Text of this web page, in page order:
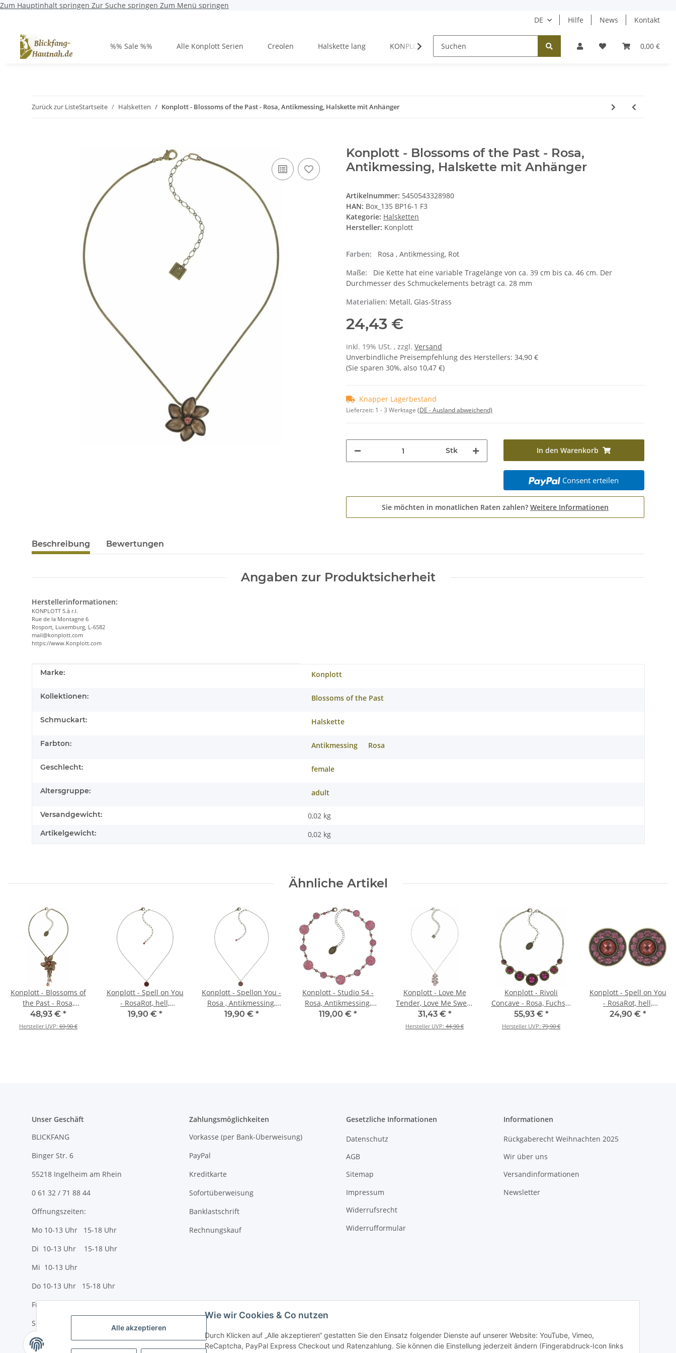
Zum Hauptinhalt springen Zur Suche springen Zum Menü springen
Alle akzeptieren
Wie wir Cookies & Co nutzen
Durch Klicken auf „Alle akzeptieren“ gestatten Sie den Einsatz folgender Dienste auf unserer Website: YouTube, Vimeo,
ReCaptcha, PayPal Express Checkout und Ratenzahlung. Sie können die Einstellung jederzeit ändern (Fingerabdruck-Icon links
DE Hilfe News Kontakt
0,00 €
%% Sale %% Alle Konplott Serien Creolen Halskette lang KONPLOTT Serien Halsketten Ohrringe
Zurück zur ListeStartseite Halsketten Konplott - Blossoms of the Past - Rosa, Antikmessing, Halskette mit Anhänger
Konplott - Blossoms of the Past - Rosa,
Antikmessing, Halskette mit Anhänger
Artikelnummer: 5450543328980
HAN: Box_135 BP16-1 F3
Kategorie: Halsketten
Hersteller: Konplott
Farben:
Rosa , Antikmessing, Rot
Maße:
Die Kette hat eine variable Tragelänge von ca. 39 cm bis ca. 46 cm. Der
Durchmesser des Schmuckelements beträgt ca. 28 mm
Materialien: Metall, Glas-Strass
24,43 €
inkl. 19% USt. , zzgl. Versand
Unverbindliche Preisempfehlung des Herstellers: 34,90 €
(Sie sparen 30%, also 10,47 €)
Knapper Lagerbestand
Lieferzeit: 1 - 3 Werktage (DE - Ausland abweichend)
Stk In den Warenkorb
Consent erteilen
Sie möchten in monatlichen Raten zahlen? Weitere Informationen
Beschreibung Bewertungen
Angaben zur Produktsicherheit
Herstellerinformationen:
KONPLOTT S.à r.l.
Rue de la Montagne 6
Rosport, Luxemburg, L-6582
mail@konplott.com
https://www.Konplott.com
Produkteigenschaft
Wert
Marke: Konplott
Kollektionen: Blossoms of the Past
Schmuckart: Halskette
Farbton: Antikmessing Rosa
Geschlecht: female
Altersgruppe: adult
Versandgewicht: 0,02 kg
Artikelgewicht: 0,02 kg
Ähnliche Artikel
Konplott - Blossoms of
the Past - Rosa,
Antikmessing, Halskette
mit Anhänger
48,93 € *
Hersteller UVP: 69,90 €
Konplott - Spell on You
- RosaRot, hell,
Antikmessing, Halskette
19,90 € *
Konplott - Spellon You -
Rosa , Antikmessing,
Halskette mit Anhänger
19,90 € *
Konplott - Studio 54 -
Rosa, Antikmessing,
Halskette
119,00 € *
Konplott - Love Me
Tender, Love Me Sweet
- Rosa, Rosenwasser
Opal , Antiksilber,
31,43 € *
Hersteller UVP: 44,90 €
Konplott - Rivoli
Concave - Rosa, Fuchsia
, Antikmessing,
Halskette
55,93 € *
Hersteller UVP: 79,90 €
Konplott - Spell on You
- RosaRot, hell,
Antikmessing, Ohrringe
24,90 € *
Unser Geschäft
BLICKFANG
Binger Str. 6
55218 Ingelheim am Rhein
0 61 32 / 71 88 44
Öffnungszeiten:
Mo 10-13 Uhr 15-18 Uhr
Di 10-13 Uhr 15-18 Uhr
Mi 10-13 Uhr
Do 10-13 Uhr 15-18 Uhr
Fr 10-13 Uhr 15-18 Uhr
Sa 10-13 Uhr
Zahlungsmöglichkeiten
Vorkasse (per Bank-Überweisung)
PayPal
Kreditkarte
Sofortüberweisung
Banklastschrift
Rechnungskauf
Gesetzliche Informationen
Datenschutz
AGB
Sitemap
Impressum
Widerrufsrecht
Widerrufformular
Informationen
Rückgaberecht Weihnachten 2025
Wir über uns
Versandinformationen
Newsletter